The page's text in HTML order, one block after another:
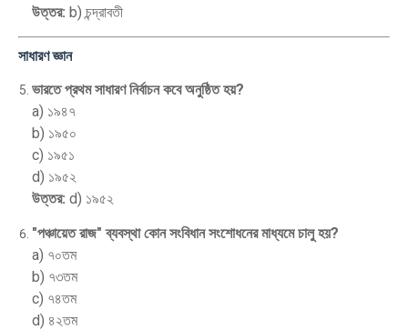
উত্তর: b) চন্দ্রাবতী
সাধারণ জ্ঞান
ভারতে প্রথম সাধারণ নির্বাচন কবে অনুষ্ঠিত হয়?
a) ১৯৪৭
b) ১৯৫০
c) ১৯৫১
d) ১৯৫২
উত্তর: d) ১৯৫২
"পঞ্চায়েত রাজ" ব্যবস্থা কোন সংবিধান সংশোধনের মাধ্যমে চালু হয়?
a) ৭০তম
b) ৭৩তম
c) ৭৪তম
d) ৪২তম